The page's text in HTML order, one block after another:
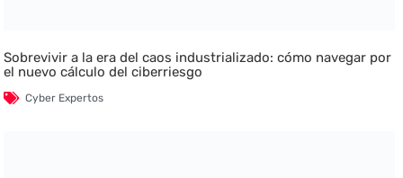
Sobrevivir a la era del caos industrializado: cómo navegar por
el nuevo cálculo del ciberriesgo
Cyber Expertos